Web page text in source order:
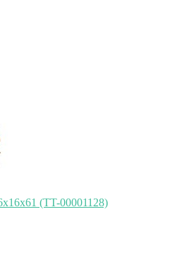
(TT-00001128)